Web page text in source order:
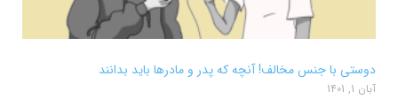
دوستی با جنس مخالف! آنچه که پدر و مادرها باید بدانند
آبان 1, 1401